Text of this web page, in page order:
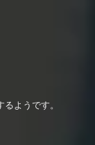
ようです。